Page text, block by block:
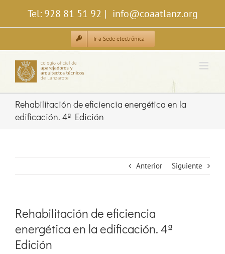
contenido
Tel: 928 81 51 92 | info@coaatlanz.org
Ir a Sede electrónica
Rehabilitación de eficiencia energética en la
edificación. 4ª Edición
Anterior Siguiente
Rehabilitación de eficiencia
energética en la edificación. 4ª
Edición